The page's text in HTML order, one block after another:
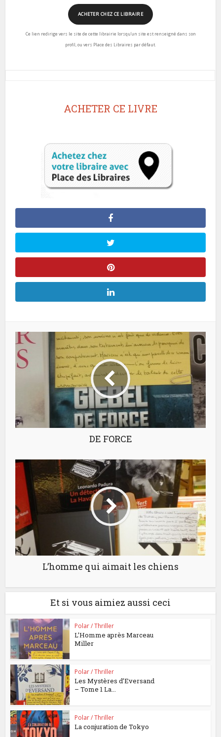
ACHETER CHEZ CE LIBRAIRE
Ce lien redirige vers le site de cette librairie lorsqu’un site est renseigné dans son
profil, ou vers Place des Libraires par défaut.
ACHETER CE LIVRE
DE FORCE
L’homme qui aimait les chiens
Et si vous aimiez aussi ceci
Polar / Thriller
L’Homme après Marceau
Miller
Polar / Thriller
Les Mystères d’Eversand
– Tome 1 La...
Polar / Thriller
La conjuration de Tokyo